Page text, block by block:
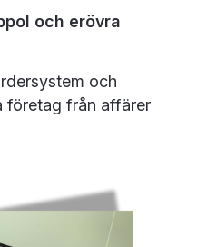
och erövra
och
företag från affärer